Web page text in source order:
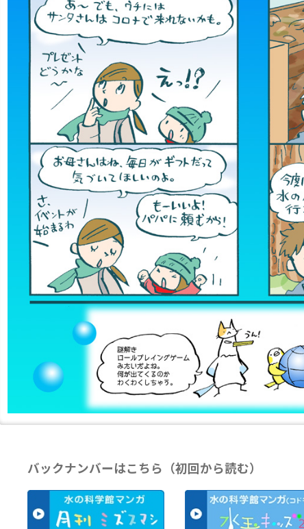
バックナンバーはこちら（初回から読む）